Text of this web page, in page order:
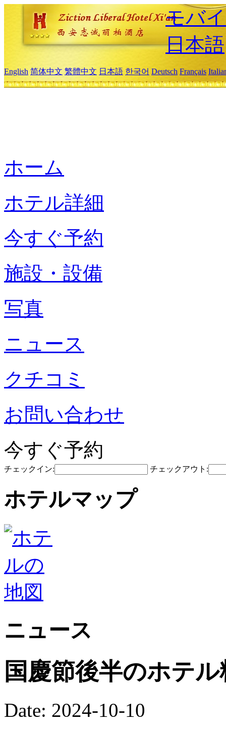
モバ
日本語
English 简体中文 繁體中文 日本語 한국어 Deutsch Français
ホーム
ホテル詳細
今すぐ予約
施設・設備
写真
ニュース
クチコミ
お問い合わせ
今すぐ予約
チェックイン: チェックアウト:
ホテルマップ
ニュース
国慶節後半のホテ
Date: 2024-10-10